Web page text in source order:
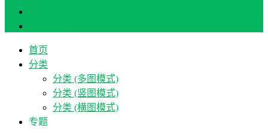
首页
分类
分类 (多图模式)
分类 (竖图模式)
分类 (横图模式)
专题